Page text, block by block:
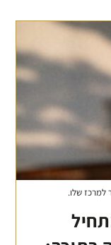
למרכז שלו.